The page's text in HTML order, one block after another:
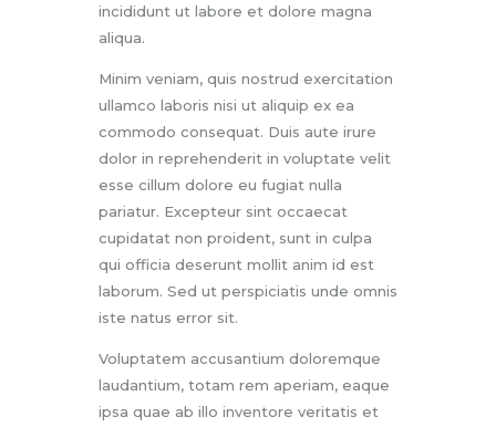
incididunt ut labore et dolore magna
aliqua.
Minim veniam, quis nostrud exercitation
ullamco laboris nisi ut aliquip ex ea
commodo consequat. Duis aute irure
dolor in reprehenderit in voluptate velit
esse cillum dolore eu fugiat nulla
pariatur. Excepteur sint occaecat
cupidatat non proident, sunt in culpa
qui officia deserunt mollit anim id est
laborum. Sed ut perspiciatis unde omnis
iste natus error sit.
Voluptatem accusantium doloremque
laudantium, totam rem aperiam, eaque
ipsa quae ab illo inventore veritatis et